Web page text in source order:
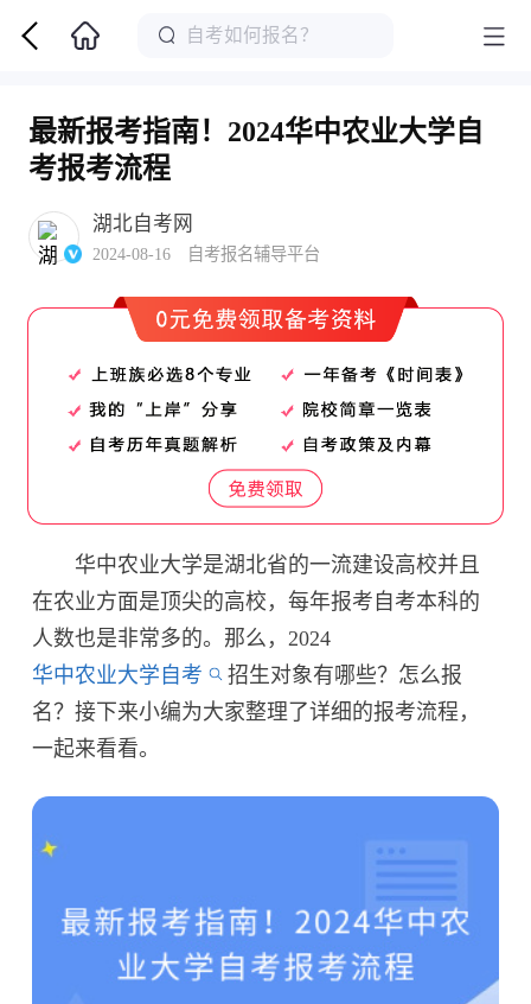
最新报考指南！2024华中农业大学自
考报考流程
湖北自考网
2024-08-16 自考报名辅导平台
华中农业大学是湖北省的一流建设高校并且
在农业方面是顶尖的高校，每年报考自考本科的
人数也是非常多的。那么，2024
华中农业大学自考
招生对象有哪些？怎么报
名？接下来小编为大家整理了详细的报考流程，
一起来看看。